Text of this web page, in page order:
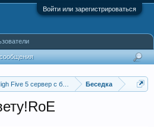
Войти или зарегистрироваться
Five 5 сервер с баферомБеседка